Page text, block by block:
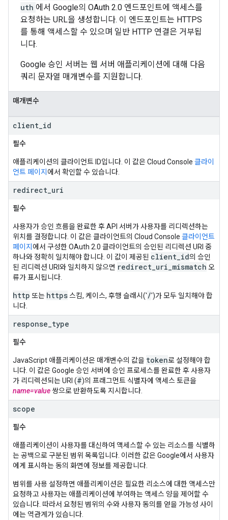
uth 에서 Google의 OAuth 2.0 엔드포인트에 액세스를
요청하는 URL을 생성합니다. 이 엔드포인트는 HTTPS
를 통해 액세스할 수 있으며 일반 HTTP 연결은 거부됩
니다.
Google 승인 서버는 웹 서버 애플리케이션에 대해 다음
쿼리 문자열 매개변수를 지원합니다.
매개변수
client id
필수
애플리케이션의 클라이언트 ID입니다. 이 값은 Cloud Console 클라이
언트 페이지 에서 확인할 수 있습니다.
redirect uri
필수
사용자가 승인 흐름을 완료한 후 API 서버가 사용자를 리디렉션하는
위치를 결정합니다. 이 값은 클라이언트의 Cloud Console 클라이언트
페이지 에서 구성한 OAuth 2.0 클라이언트의 승인된 리디렉션 URI 중
하나와 정확히 일치해야 합니다. 이 값이 제공된 client_id의 승인
된 리디렉션 URI와 일치하지 않으면 redirect_uri_mismatch 오
류가 표시됩니다.
http 또는 https스킴, 케이스, 후행 슬래시('/')가 모두 일치해야 합
니다.
response type
필수
JavaScript 애플리케이션은 매개변수의 값을 token로 설정해야 합
니다. 이 값은 Google 승인 서버에 승인 프로세스를 완료한 후 사용자
가 리디렉션되는 URI (#)의 프래그먼트 식별자에 액세스 토큰을
name=value 쌍으로 반환하도록 지시합니다.
scope
필수
애플리케이션이 사용자를 대신하여 액세스할 수 있는 리소스를 식별하
는 공백으로 구분된 범위 목록입니다. 이러한 값은 Google에서 사용자
에게 표시하는 동의 화면에 정보를 제공합니다.
범위를 사용 설정하면 애플리케이션은 필요한 리소스에 대한 액세스만
요청하고 사용자는 애플리케이션에 부여하는 액세스 양을 제어할 수
있습니다. 따라서 요청된 범위의 수와 사용자 동의를 얻을 가능성 사이
에는 역관계가 있습니다.